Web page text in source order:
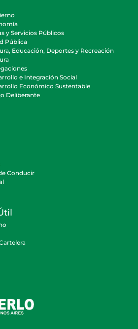
y Servicios Públicos
Pública
Educación, Deportes y Recreación
e Integración Social
Económico Sustentable
Deliberante
Conducir